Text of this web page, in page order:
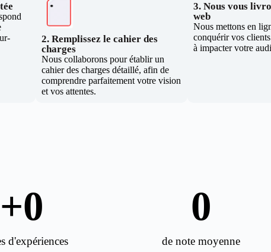
2. Remplissez le cahier des
charges
Nous collaborons pour établir un
cahier des charges détaillé, afin de
comprendre parfaitement votre vision
et vos attentes.
3. Nous vous
web
Nous mettons en
conquérir vos
à impacter votre
d'expériences
+0
de note moyenne
0